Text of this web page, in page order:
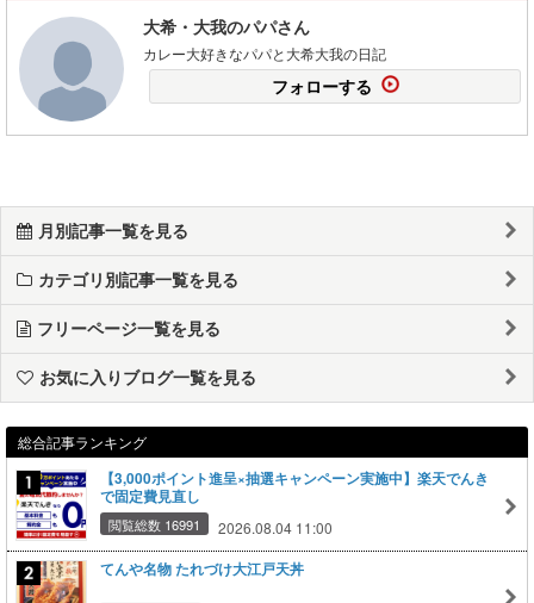
大希・大我のパパさん
カレー大好きなパパと大希大我の日記
フォローする
月別記事一覧を見る
カテゴリ別記事一覧を見る
フリーページ一覧を見る
お気に入りブログ一覧を見る
総合記事ランキング
【3,000ポイント進呈×抽選キャンペーン実施中】楽天でんき
で固定費見直し
閲覧総数 16991 2026.08.04 11:00
てんや名物 たれづけ大江戸天丼